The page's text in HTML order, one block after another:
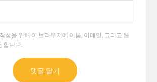
성을 위해 이 브라우저에 이름, 이메일, 그리고 웹
합니다.